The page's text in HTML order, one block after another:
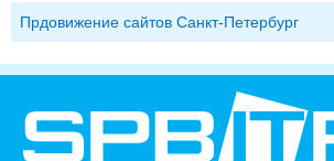
Прдовижение сайтов Санкт-Петербург